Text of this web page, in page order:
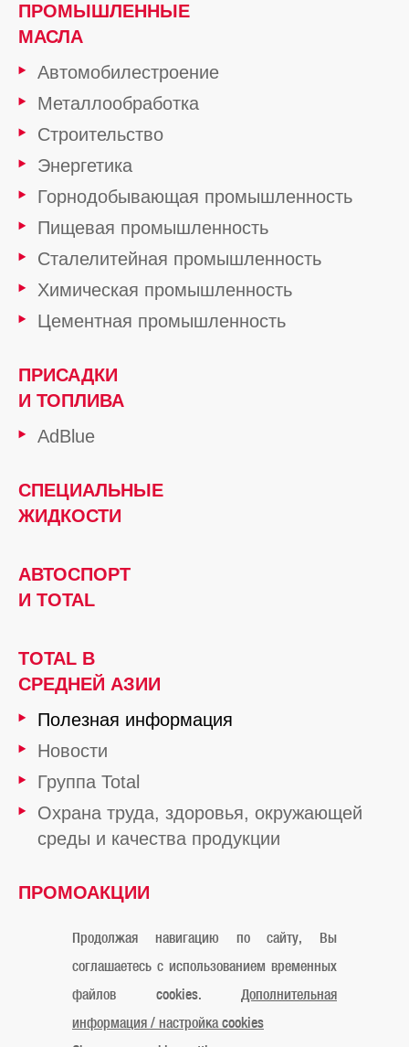
ПРОМЫШЛЕННЫЕ
МАСЛА
Автомобилестроение
Металлообработка
Строительство
Энергетика
Горнодобывающая промышленность
Пищевая промышленность
Сталелитейная промышленность
Химическая промышленность
Цементная промышленность
ПРИСАДКИ
И ТОПЛИВА
AdBlue
СПЕЦИАЛЬНЫЕ
ЖИДКОСТИ
АВТОСПОРТ
И TOTAL
TOTAL В
СРЕДНЕЙ АЗИИ
Полезная информация
Новости
Группа Total
Охрана труда, здоровья, окружающей
среды и качества продукции
ПРОМОАКЦИИ
Официальное уведомление Cookies Контакты
Карта сайта Мы в Instagram
Продолжая навигацию по сайту, Вы
соглашаетесь с использованием временных
файлов cookies. Дополнительная
информация / настройка cookies